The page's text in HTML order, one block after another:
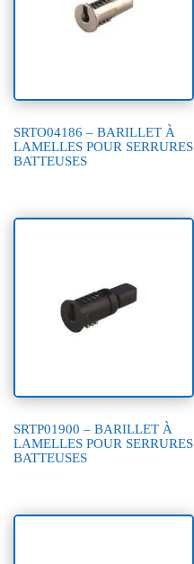
SRTO04186 – BARILLET À
LAMELLES POUR SERRURES
BATTEUSES
SRTP01900 – BARILLET À
LAMELLES POUR SERRURES
BATTEUSES